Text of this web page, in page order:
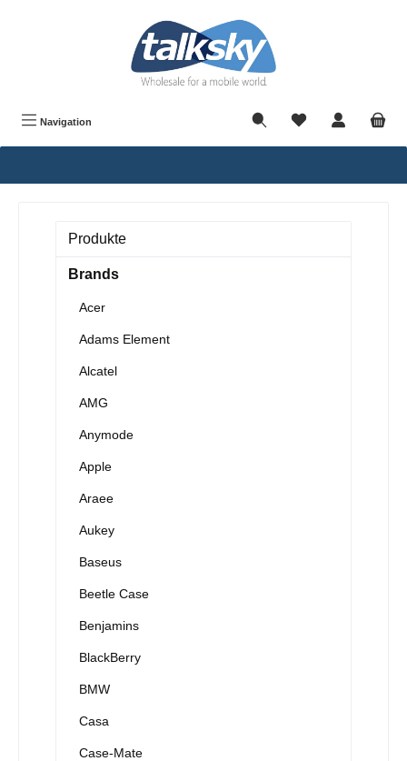
Navigation
Produkte
Brands
Acer
Adams Element
Alcatel
AMG
Anymode
Apple
Araee
Aukey
Baseus
Beetle Case
Benjamins
BlackBerry
BMW
Casa
Case-Mate